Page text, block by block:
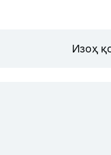
Изоҳ